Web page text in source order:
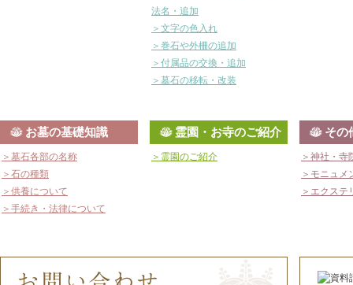
法名・追加
＞文字の色入れ
＞巻石や外柵の追加
＞付属品の交換・追加
＞墓石の移転・改装
お墓の基礎知識
＞墓石各部の名称
＞石の種類
＞供養について
＞手続き・法律について
霊園・お寺のご紹介
＞霊園のご紹介
その
＞神社・寺
＞モニュメ
＞エクステ